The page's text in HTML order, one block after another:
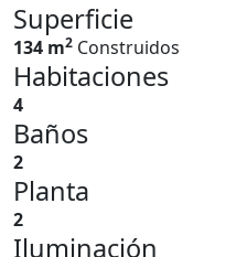
Superficie
134 m2 Construidos
Habitaciones
4
Baños
2
Planta
2
Iluminación